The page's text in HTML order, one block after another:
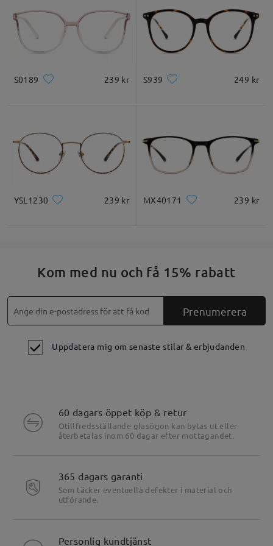
S0189 239 kr S939 249 kr
YSL1230 239 kr MX40171 239 kr
Kom med nu och få 15% rabatt
Prenumerera
Uppdatera mig om senaste stilar & erbjudanden
60 dagars öppet köp & retur
Otillfredsställande glasögon kan bytas ut eller
återbetalas inom 60 dagar efter mottagandet.
365 dagars garanti
Som täcker eventuella defekter i material och
utförande.
Personlig kundtjänst